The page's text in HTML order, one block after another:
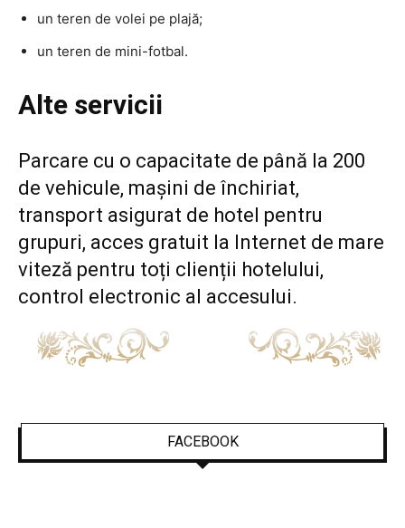
un teren de volei pe plajă;
un teren de mini-fotbal.
Alte servicii
Parcare cu o capacitate de până la 200
de vehicule, mașini de închiriat,
transport asigurat de hotel pentru
grupuri, acces gratuit la Internet de mare
viteză pentru toți clienții hotelului,
control electronic al accesului.
FACEBOOK